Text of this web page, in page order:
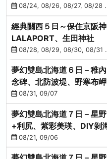
08/24, 08/26, 08/27, 08/28
經典關西５日～保住京阪神
LALAPORT、生田神社
08/28, 08/29, 08/30, 08/31
夢幻雙島北海道６日－稚
念碑、北防波堤、野寒布
08/31, 09/07
夢幻雙島北海道７日－星
+利尻、紫彩美瑛、DIY剝
蟹吃到飽
08/21, 09/06